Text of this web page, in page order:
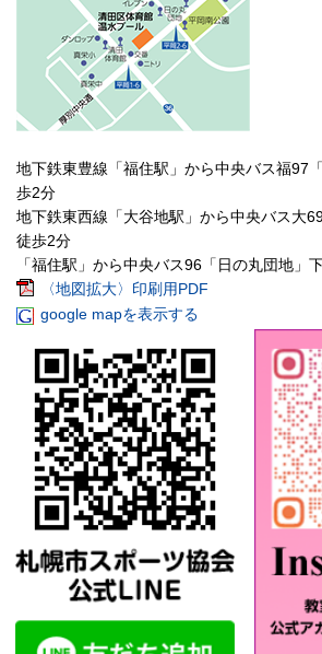
地下鉄東豊線「福住駅」から中央バス福97
歩2分
地下鉄東西線「大谷地駅」から中央バス大
徒歩2分
「福住駅」から中央バス96「日の丸団地」
〈地図拡大〉印刷用PDF
google mapを表示する